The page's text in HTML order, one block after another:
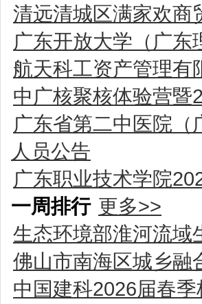
清远清城区满家欢商
广东开放大学（广
航天科工资产管理有
中广核聚核体验营暨
广东省第二中医院
人员公告
广东职业技术学院
一周排行 更多>>
生态环境部淮河流域
佛山市南海区城乡融
中国建科2026届春